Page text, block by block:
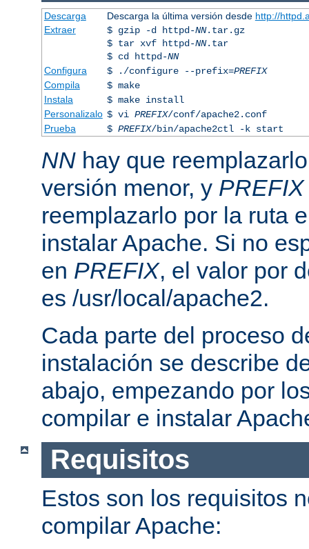
Descarga Descarga la última versión desde http://
Extraer
$ gzip -d httpd-NN.tar.gz
$ tar xvf httpd-NN.tar
$ cd httpd-NN
Configura
$ ./configure --prefix=PREFIX
Compila
$ make
Instala
$ make install
Personalizalo $ vi PREFIX/conf/apache2.conf
Prueba
$ PREFIX/bin/apache2ctl -k start
NN hay que
versión menor, y PREFIX
reemplazarlo por la ruta
instalar Apache. Si no
en PREFIX, el valor por
es /usr/local/apache2.
Cada parte del proceso
instalación se describe
abajo, empezando por
compilar e instalar
Requisitos
Estos son los requisitos
compilar Apache: